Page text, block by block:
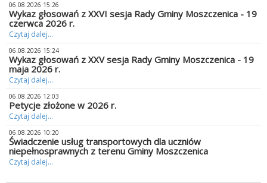
06.08.2026 15:26
Wykaz głosowań z XXVI sesja Rady Gminy Moszczenica - 19
czerwca 2026 r.
Czytaj dalej...
06.08.2026 15:24
Wykaz głosowań z XXV sesja Rady Gminy Moszczenica - 19
maja 2026 r.
Czytaj dalej...
06.08.2026 12:03
Petycje złożone w 2026 r.
Czytaj dalej...
06.08.2026 10:20
Świadczenie usług transportowych dla uczniów
niepełnosprawnych z terenu Gminy Moszczenica
Czytaj dalej...